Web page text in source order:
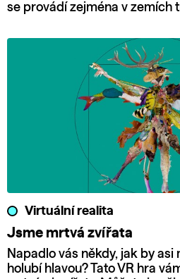
se provádí zejména v zemích
Virtuální realita
Jsme mrtvá zvířata
Napadlo vás někdy, jak by
holubí hlavou? Tato VR hra